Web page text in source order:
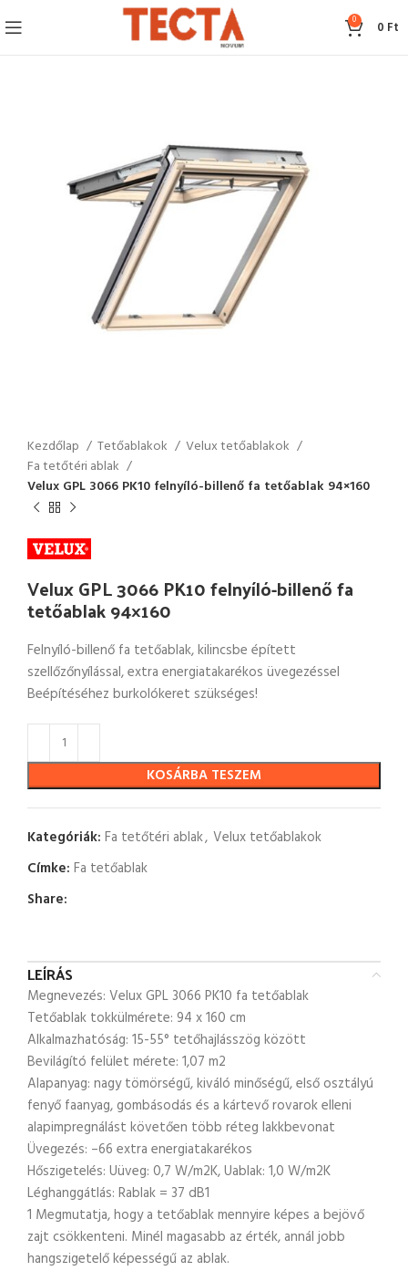
0 0 Ft
Kezdőlap Tetőablakok
Velux tetőablakok
Fa tetőtéri ablak
Velux GPL 3066 PK10 felnyíló-billenő fa tetőablak 94×160
Velux GPL 3066 PK10 felnyíló-billenő fa
tetőablak 94×160
Felnyíló-billenő fa tetőablak, kilincsbe épített
szellőzőnyílással, extra energiatakarékos üvegezéssel
Beépítéséhez burkolókeret szükséges!
KOSÁRBA TESZEM
Kategóriák: Fa tetőtéri ablak, Velux tetőablakok
Címke: Fa tetőablak
Share:
LEÍRÁS
Megnevezés: Velux GPL 3066 PK10 fa tetőablak
Tetőablak tokkülmérete: 94 x 160 cm
Alkalmazhatóság: 15-55° tetőhajlásszög között
Bevilágító felület mérete: 1,07 m2
Alapanyag: nagy tömörségű, kiváló minőségű, első osztályú
fenyő faanyag, gombásodás és a kártevő rovarok elleni
alapimpregnálást követően több réteg lakkbevonat
Üvegezés: –66 extra energiatakarékos
Hőszigetelés: Uüveg: 0,7 W/m2K, Uablak: 1,0 W/m2K
Léghanggátlás: Rablak = 37 dB1
1 Megmutatja, hogy a tetőablak mennyire képes a bejövő
zajt csökkenteni. Minél magasabb az érték, annál jobb
hangszigetelő képességű az ablak.